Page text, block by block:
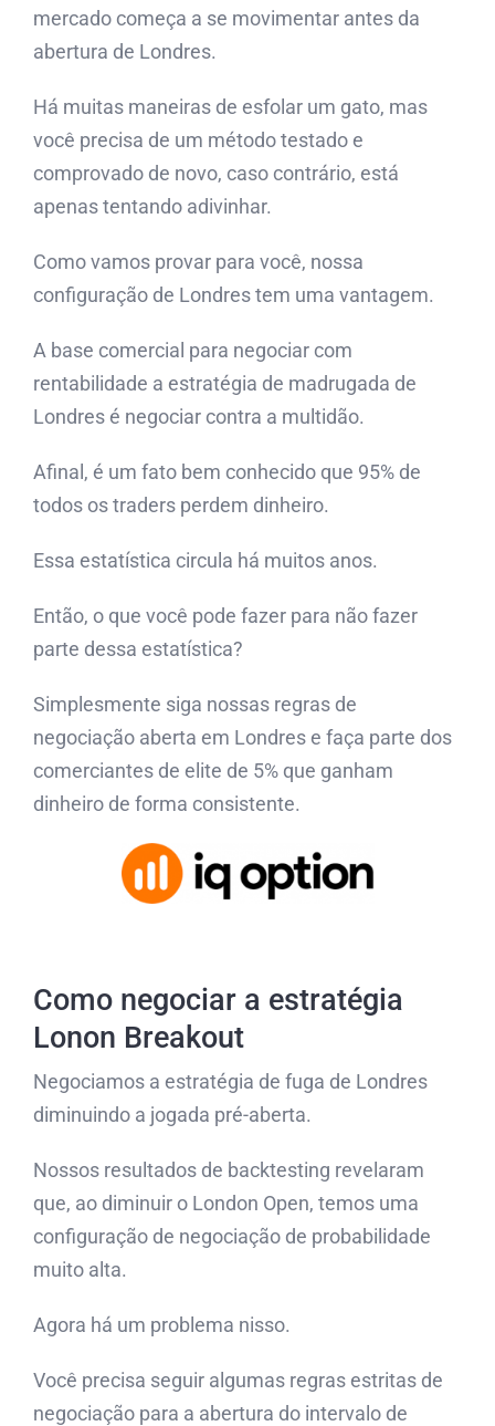
mercado começa a se movimentar antes da
abertura de Londres.
Há muitas maneiras de esfolar um gato, mas
você precisa de um método testado e
comprovado de novo, caso contrário, está
apenas tentando adivinhar.
Como vamos provar para você, nossa
configuração de Londres tem uma vantagem.
A base comercial para negociar com
rentabilidade a estratégia de madrugada de
Londres é negociar contra a multidão.
Afinal, é um fato bem conhecido que 95% de
todos os traders perdem dinheiro.
Essa estatística circula há muitos anos.
Então, o que você pode fazer para não fazer
parte dessa estatística?
Simplesmente siga nossas regras de
negociação aberta em Londres e faça parte dos
comerciantes de elite de 5% que ganham
dinheiro de forma consistente.
Como negociar a estratégia
Lonon Breakout
Negociamos a estratégia de fuga de Londres
diminuindo a jogada pré-aberta.
Nossos resultados de backtesting revelaram
que, ao diminuir o London Open, temos uma
configuração de negociação de probabilidade
muito alta.
Agora há um problema nisso.
Você precisa seguir algumas regras estritas de
negociação para a abertura do intervalo de